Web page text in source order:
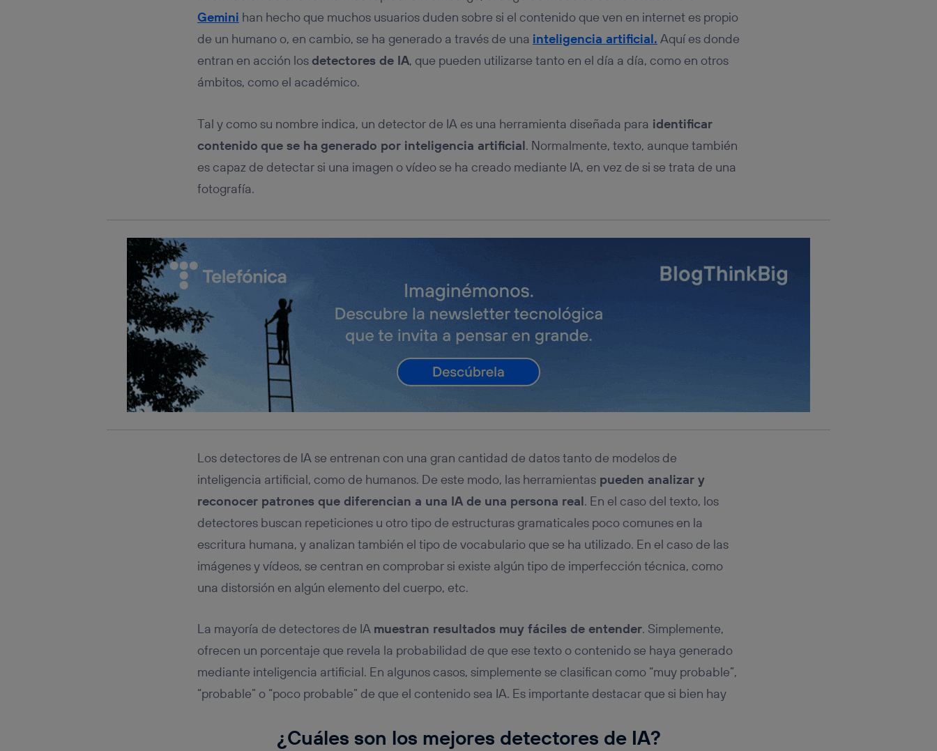
Gemini han hecho que muchos usuarios duden sobre si el contenido que ven en internet es propio
de un humano o, en cambio, se ha generado a través de una inteligencia artificial. Aquí es donde
entran en acción losdetectores de IA, que pueden utilizarse tanto en el día a día, como en otros
ámbitos, como el académico.
Tal y como su nombre indica, un detector de IA es una herramienta diseñada para identificar
contenido que se ha generado por inteligencia artificial. Normalmente, texto, aunque también
es capaz de detectar si una imagen o vídeo se ha creado mediante IA, en vez de si se trata de una
fotografía.
Los detectores de IA se entrenan con una gran cantidad de datos tanto de modelos de
inteligencia artificial, como de humanos. De este modo, las herramientaspueden analizar y
reconocer patrones que diferencian a una IA de una persona real. En el caso del texto, los
detectores buscan repeticiones u otro tipo de estructuras gramaticales poco comunes en la
escritura humana, y analizan también el tipo de vocabulario que se ha utilizado. En el caso de las
imágenes y vídeos, se centran en comprobar si existe algún tipo de imperfección técnica, como
una distorsión en algún elemento del cuerpo, etc.
La mayoría de detectores de IA muestran resultados muy fáciles de entender. Simplemente,
ofrecen un porcentaje que revela la probabilidad de que ese texto o contenido se haya generado
mediante inteligencia artificial. En algunos casos, simplemente se clasifican como “muy probable”,
“probable” o “poco probable” de que el contenido sea IA. Es importante destacar que si bien hay
¿Cuáles son los mejores detectores de IA?
conecte su dispositivo y consienta el uso de la tecnología recibirá el mismo identificador.
Típicamente:
Si utilizas una conexión de banda ancha (p. ej., Wi-Fi), el marketing o análisis se
realizará en función de las actividades de navegación de los miembros del hogar que
hayan dado su consentimiento.
Puedes gestionar los consentimientos Utiq seleccionando “Administrar Utiq” en la parte
inferior de esta página web o visitando el
portal de privacidad de Utiq (“consenthub”)
Para más información, consulta la política de privacidad de Utiq.